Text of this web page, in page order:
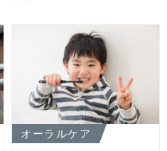
オーラルケア